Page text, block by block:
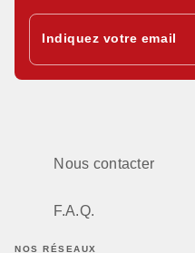
Indiquez votre email
Nous contacter
F.A.Q.
NOS RÉSEAUX